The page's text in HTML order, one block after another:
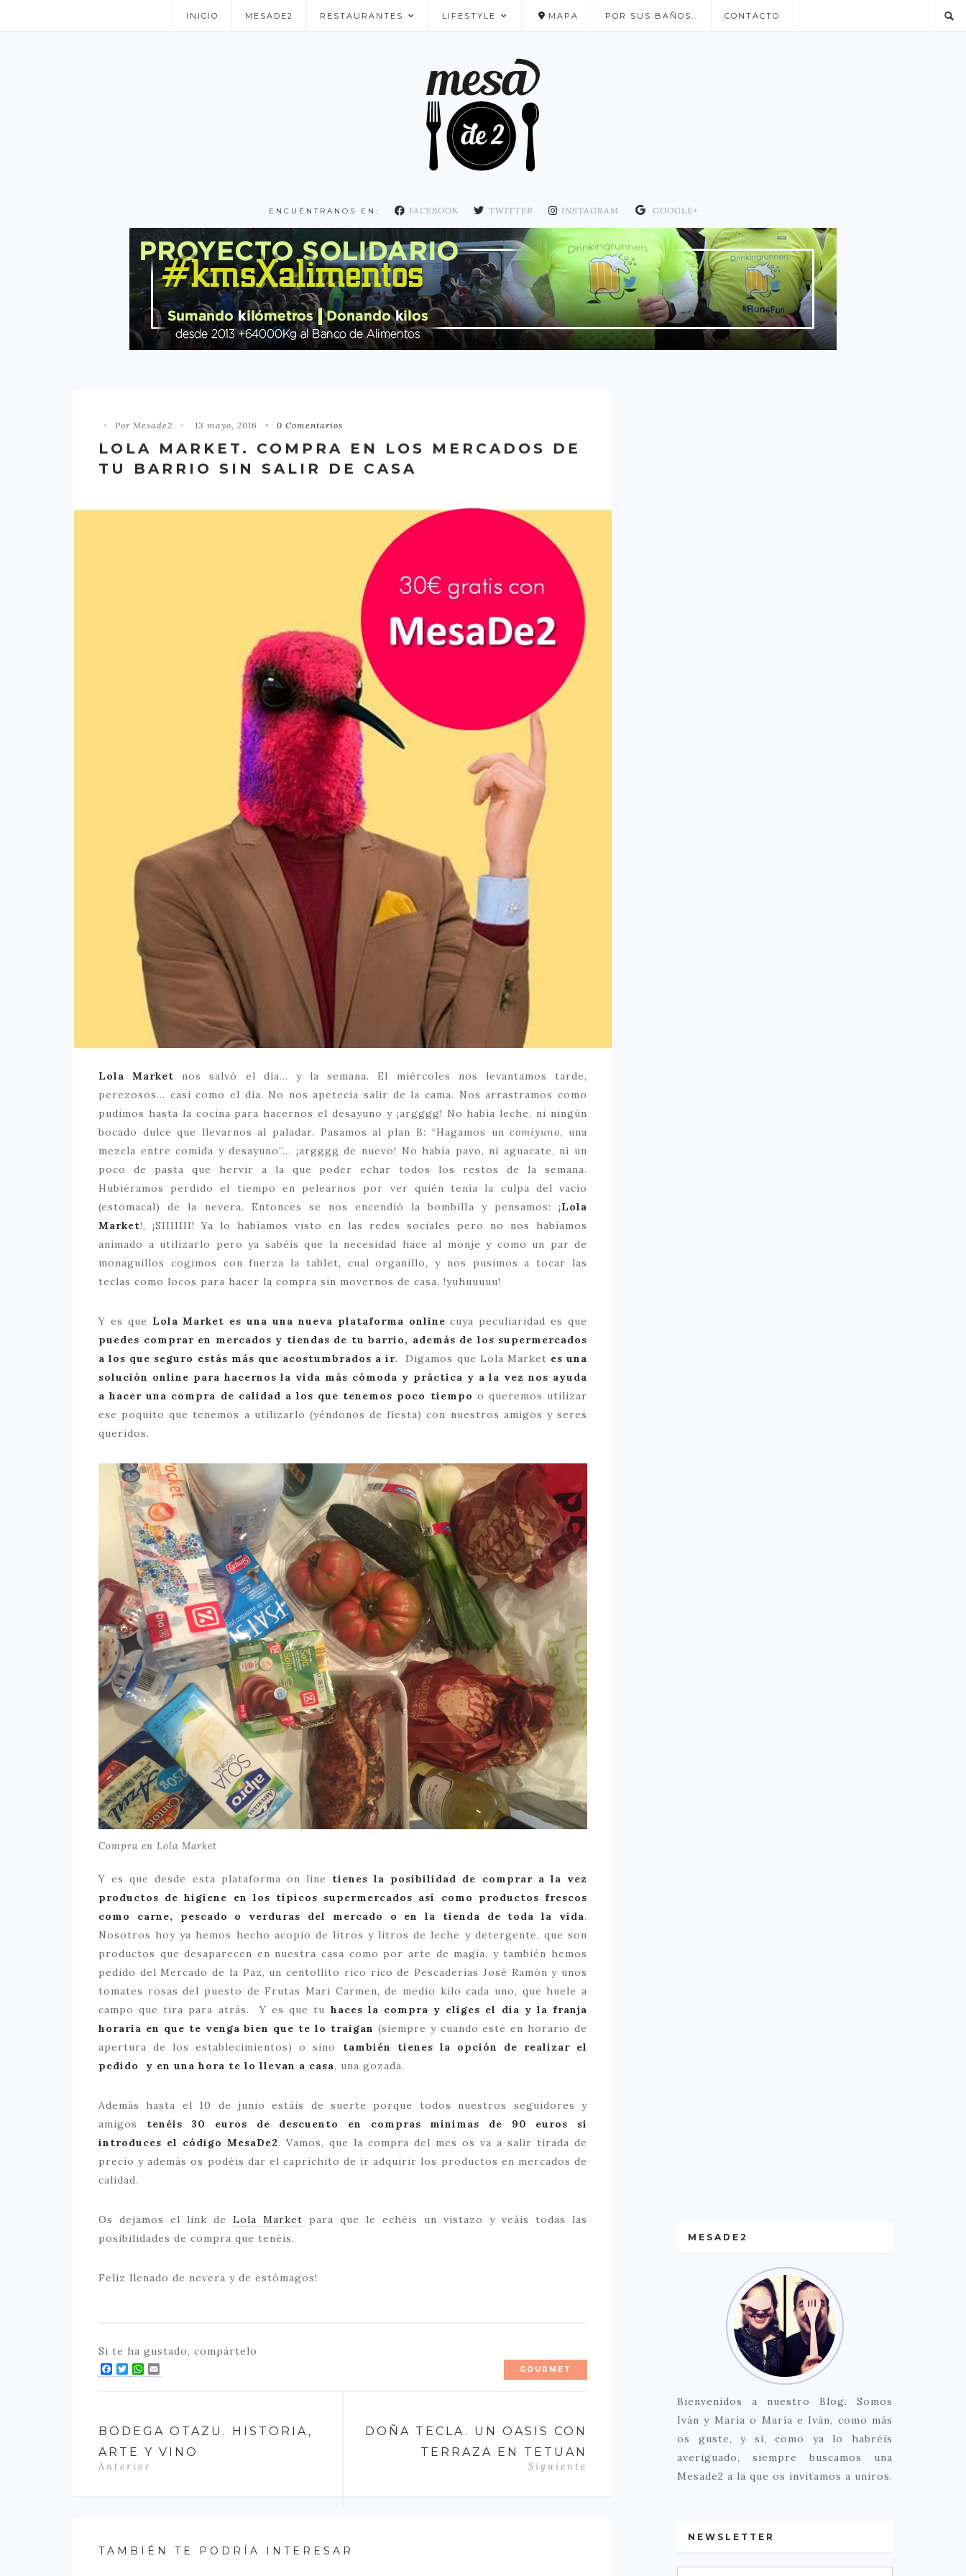
INICIO MESADE2 RESTAURANTES
NUESTROS FAVORITOS
LIFESTYLE MAPA POR SUS BAÑOS… CONTACTO
ENCUÉNTRANOS EN: FACEBOOK TWITTER INSTAGRAM GOOGLE+
Por Mesade2 13 mayo, 2016 0 Comentarios
LOLA MARKET. COMPRA EN LOS MERCADOS DE
TU BARRIO SIN SALIR DE CASA
Lola Market nos salvó el día… y la semana. El miércoles nos levantamos tarde,
perezosos… casi como el día. No nos apetecía salir de la cama. Nos arrastramos como
pudimos hasta la cocina para hacernos el desayuno y ¡argggg! No había leche, ni ningún
bocado dulce que llevarnos al paladar. Pasamos al plan B: “Hagamos uncomiyuno, una
mezcla entre comida y desayuno”… ¡argggg de nuevo! No había pavo, ni aguacate, ni un
poco de pasta que hervir a la que poder echar todos los restos de la semana.
Hubiéramos perdido el tiempo en pelearnos por ver quién tenía la culpa del vacío
(estomacal) de la nevera. Entonces se nos encendió la bombilla y pensamos: ¡Lola
Market!, ¡SIIIIIII! Ya lo habíamos visto en las redes sociales pero no nos habíamos
animado a utilizarlo pero ya sabéis que la necesidad hace al monje y como un par de
monaguillos cogimos con fuerza la tablet, cual organillo, y nos pusimos a tocar las
teclas como locos para hacer la compra sin movernos de casa, !yuhuuuuu!
Y es que Lola Market es una una nueva plataforma onlinecuya peculiaridad es que
puedes comprar en mercados y tiendas de tu barrio, además de los supermercados
a los que seguro estás más que acostumbrados a ir. Digamos que Lola Market es una
solución online para hacernos la vida más cómoda y práctica y a la vez nos ayuda
a hacer una compra de calidad a los que tenemos poco tiempo o queremos utilizar
ese poquito que tenemos a utilizarlo (yéndonos de fiesta) con nuestros amigos y seres
queridos.
Compra en Lola Market
Y es que desde esta plataforma on line tienes la posibilidad de comprar a la vez
productos de higiene en los típicos supermercados así como productos frescos
como carne, pescado o verduras del mercado o en la tienda de toda la vida.
Nosotros hoy ya hemos hecho acopio de litros y litros de leche y detergente, que son
productos que desaparecen en nuestra casa como por arte de magia, y también hemos
pedido del Mercado de la Paz, un centollito rico rico de Pescaderías José Ramón y unos
tomates rosas del puesto de Frutas Mari Carmen, de medio kilo cada uno, que huele a
campo que tira para atrás. Y es que tu haces la compra y eliges el día y la franja
horaria en que te venga bien que te lo traigan (siempre y cuando esté en horario de
apertura de los establecimientos) o sino también tienes la opción de realizar el
pedido y en una hora te lo llevan a casa, una gozada.
Además hasta el 10 de junio estáis de suerte porque todos nuestros seguidores y
amigos tenéis 30 euros de descuento en compras mínimas de 90 euros si
introduces el código MesaDe2. Vamos, que la compra del mes os va a salir tirada de
precio y además os podéis dar el caprichito de ir adquirir los productos en mercados de
calidad.
Os dejamos el link de Lola Market para que le echéis un vistazo y veáis todas las
posibilidades de compra que tenéis.
Feliz llenado de nevera y de estómagos!
Si te ha gustado, compártelo
Facebook
TwitterWhatsApp GOURMET
BODEGA OTAZU. HISTORIA,
ARTE Y VINO
Anterior
DOÑA TECLA. UN OASIS CON
TERRAZA EN TETUAN
Siguiente
TAMBIÉN TE PODRÍA INTERESAR
MESADE2
Bienvenidos a nuestro Blog. Somos
Iván y María o María e Iván, como más
os guste, y sí, como ya lo habréis
averiguado, siempre buscamos una
Mesade2 a la que os invitamos a uniros.
NEWSLETTER